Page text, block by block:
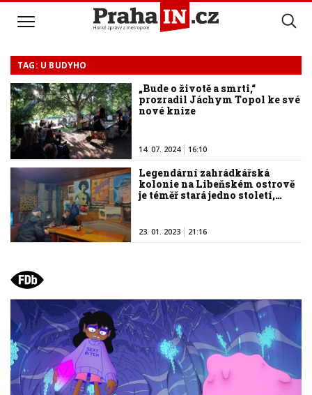
TAG: U BUDYHO
„Bude o životě a smrti,“
prozradil Jáchym Topol ke své
nové knize
14. 07. 2024 16:10
Legendární zahrádkářská
kolonie na Libeňském ostrově
je téměř stará jedno století,…
23. 01. 2023 21:16